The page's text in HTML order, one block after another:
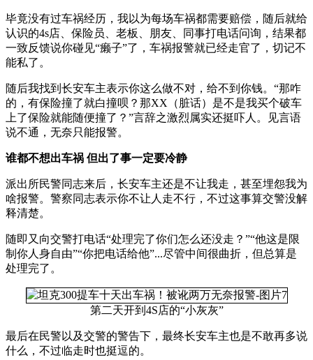
毕竟没有过车祸经历，我以为每场车祸都需要赔偿，随后就给
认识的4s店、保险员、老板、朋友、同事打电话问询，结果都
一致反馈说你碰见“癞子”了，车祸报警就已经走官了，切记不
能私了。
随后我找到长安车主表示你这么做不对，给不到你钱。“那咋
的，有保险撞了就白撞呗？那XX（脏话）是不是我买个破车
上了保险就能随便撞了？”言辞之激烈属实还挺吓人。见言语
说不通，无奈只能报警。
谁都不想出车祸 但出了事一定要冷静
派出所民警同志来后，长安车主还是不让我走，甚至埋怨我为
啥报警。警察同志表示你不让人走不行，不过这事算交警没解
释清楚。
随即又向交警打电话“处理完了你们怎么还没走？”“他这是限
制你人身自由”“你把电话给他”...尽管中间很曲折，但总算是
处理完了。
第二天开到4S店的“小灰灰”
最后在民警以及交警的警告下，最终长安车主也是不敢再多说
什么，不过临走时也挺逗的。